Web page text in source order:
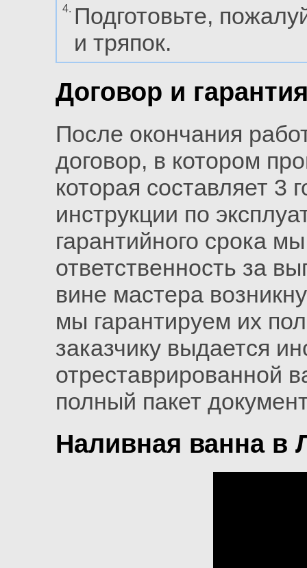
4. Подготовьте,
и тряпок.
Договор и
После окончания
договор, в котором
которая составляет 3
инструкции по
гарантийного срока
ответственность за
вине мастера
мы гарантируем их
заказчику выдается
отреставрированной
полный пакет
Наливная ванна в